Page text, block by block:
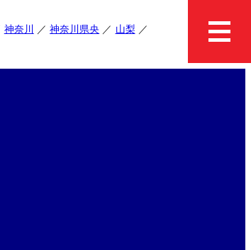
神奈川 神奈川県央
山梨